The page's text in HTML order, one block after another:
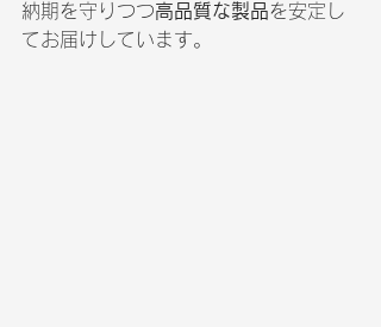
納期を守りつつ高品質な製品を安定し
てお届けしています。